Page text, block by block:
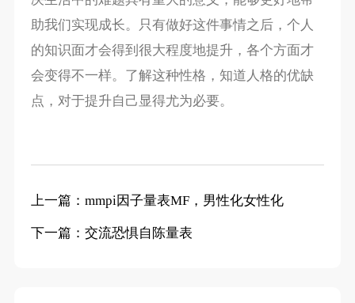
助我们实现成长。只有做好这件事情之后，个人
的知识面才会得到很大程度地提升，各个方面才
会变得不一样。了解这种性格，知道人格的优缺
点，对于提升自己显得尤为必要。
上一篇：mmpi因子量表MF，男性化女性化
下一篇：交流恐惧自陈量表